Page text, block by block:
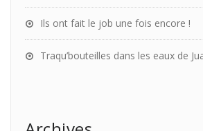
Ils ont fait le job une fois encore !
Traqu’bouteilles dans les eaux de